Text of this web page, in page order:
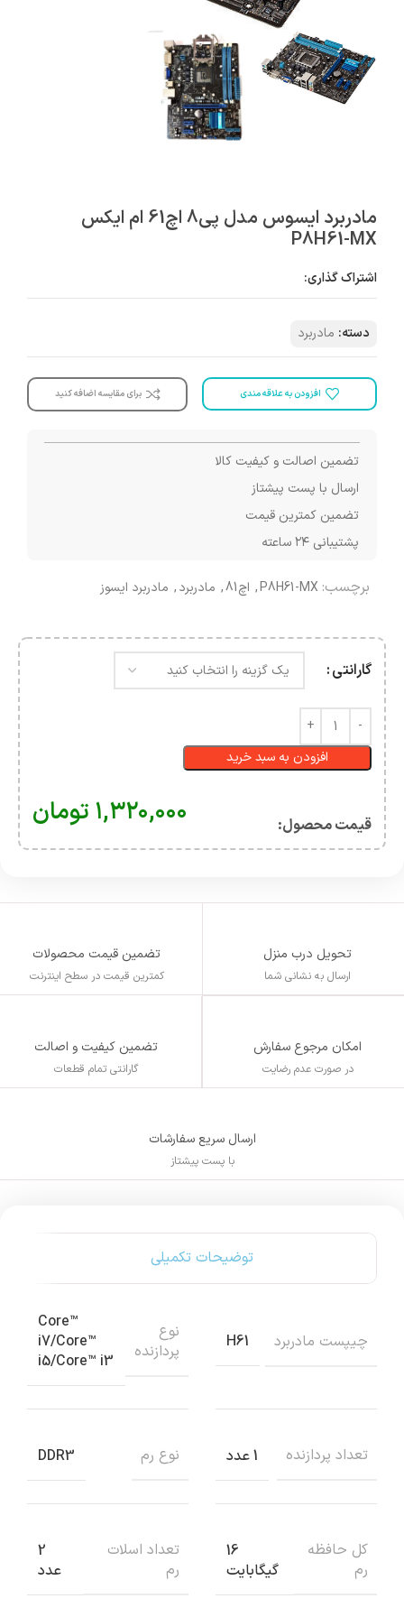
مادربرد ایسوس مدل پی8 اچ61 ام ایکس
P8H61-MX
اشتراک گذاری:
دسته: مادربرد
افزودن به علاقه مندی برای مقایسه اضافه کنید
تضمین اصالت و کیفیت کالا
ارسال با پست پیشتاز
تضمین کمترین قیمت
پشتیبانی ۲۴ ساعته
برچسب: P8H61-MX
, اچ81 , مادربرد, مادربرد ایسوز
گارانتی
افزودن به سبد خرید
قیمت محصول:​ ۱,۳۲۰,۰۰۰ تومان
تحویل درب منزل
ارسال به نشانی شما
تضمین قیمت محصولات
کمترین قیمت در سطح اینترنت
امکان مرجوع سفارش
در صورت عدم رضایت
تضمین کیفیت و اصالت
گارانتی تمام قطعات
ارسال سریع سفارشات
با پست پیشتاز
توضیحات تکمیلی
چیپست مادربرد H61
نوع
پردازنده
Core™
i7/Core™
i5/Core™ i3
تعداد پردازنده 1 عدد نوع رم DDR3
کل حافظه
رم
16
گیگابایت
تعداد اسلات
رم
2
عدد